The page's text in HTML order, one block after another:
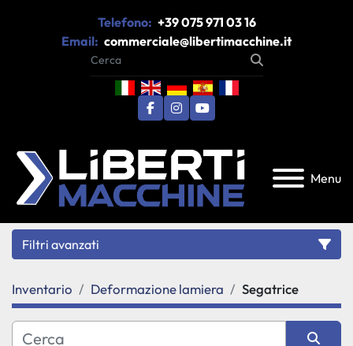
Telefono: +39 075 971 03 16
Email: commerciale@libertimacchine.it
facebook
instagram
youtube
Menu
Filtri avanzati
Categoria
Inventario Deformazione lamiera Segatrice